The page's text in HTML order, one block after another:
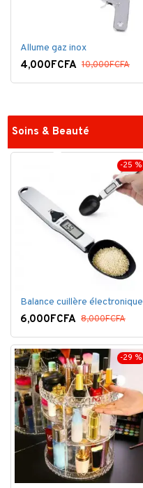
Allume gaz inox
4,000FCFA 10,000FCFA
Soins & Beauté
-25 %
Balance cuillère électronique
6,000FCFA 8,000FCFA
-29 %